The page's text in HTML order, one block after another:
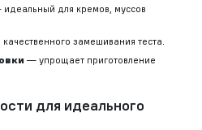
для кремов, муссов
замешивания теста.
— упрощает приготовление
для идеального